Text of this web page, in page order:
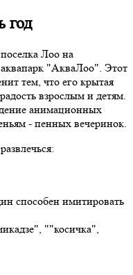
год
Лоо на
аквапарк "АкваЛоо". Этот
тем, что его крытая
взрослым и детям.
анимационных
- пенных вечеринок.
способен имитировать
""косичка",